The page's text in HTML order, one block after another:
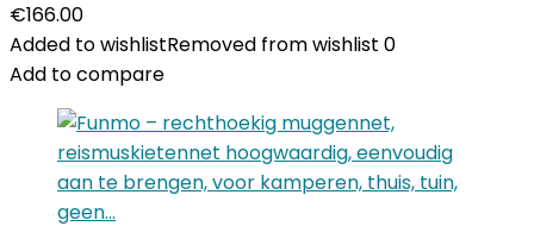
€166.00
Added to wishlistRemoved from wishlist 0
Add to compare